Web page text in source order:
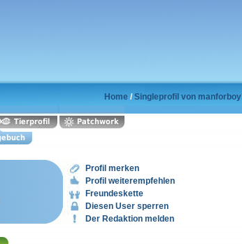
Home / Singleprofil von manforboy
Profil merken
Profil weiterempfehlen
Freundeskette
Diesen User sperren
Der Redaktion melden